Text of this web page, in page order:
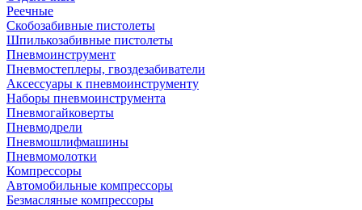
Реечные
Скобозабивные пистолеты
Шпилькозабивные пистолеты
Пневмоинструмент
Пневмостеплеры, гвоздезабиватели
Аксессуары к пневмоинструменту
Наборы пневмоинструмента
Пневмогайковерты
Пневмодрели
Пневмошлифмашины
Пневмомолотки
Компрессоры
Автомобильные компрессоры
Безмасляные компрессоры